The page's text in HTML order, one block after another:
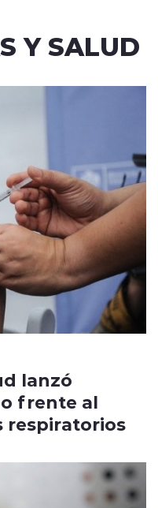
Y SALUD
lanzó
frente al
respiratorios